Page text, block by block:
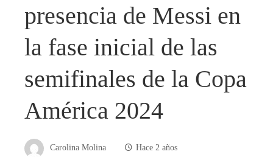
presencia de Messi en
la fase inicial de las
semifinales de la Copa
América 2024
Carolina Molina Hace 2 años